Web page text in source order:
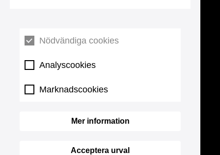
Nödvändiga cookies
Analyscookies
Marknadscookies
Mer information
Acceptera urval